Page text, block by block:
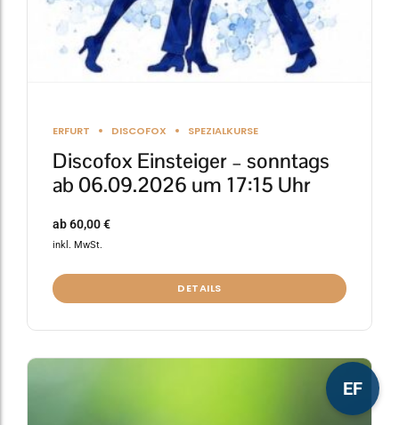
ERFURT DISCOFOX SPEZIALKURSE
Discofox Einsteiger – sonntags
ab 06.09.2026 um 17:15 Uhr
ab60,00€
inkl. MwSt.
DETAILS
werden
EF